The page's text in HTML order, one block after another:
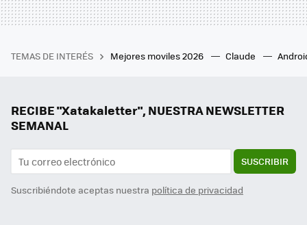
TEMAS DE INTERÉS Mejores moviles 2026 Claude
RECIBE "Xatakaletter", NUESTRA NEWSLETTER
SEMANAL
SUSCRIBIR
Suscribiéndote aceptas nuestra política de privacidad